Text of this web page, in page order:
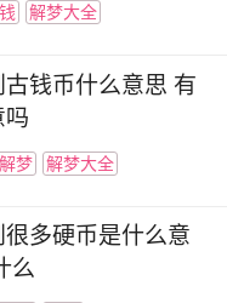
解梦大全
古钱币什么意思 有
吗
梦 解梦大全
很多硬币是什么意
么